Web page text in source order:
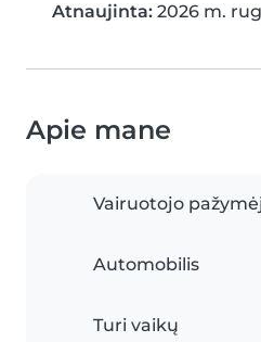
Atnaujinta: 2026 m.
Apie mane
Vairuotojo
Automobilis
Turi vaikų